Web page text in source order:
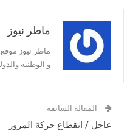
ماطر نيوز
ماطر نيوز
و الوطنية
المقالة السابقة
عاجل / انقطاع حركة المرور